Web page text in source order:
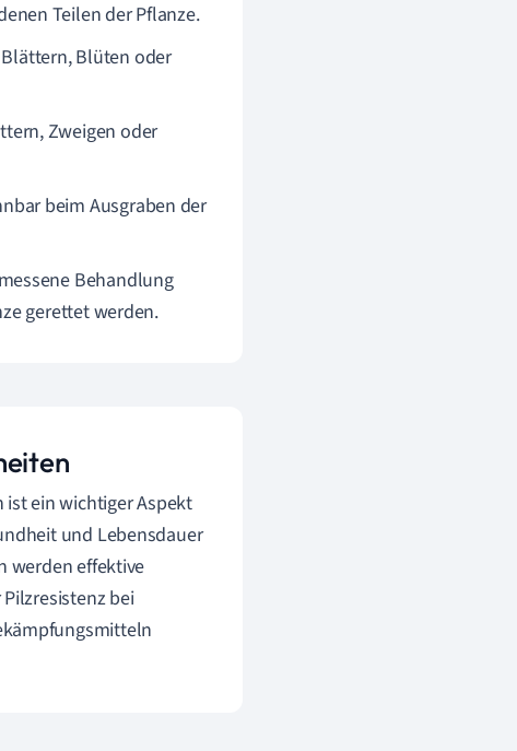
Teilen der Pflanze.
Blüten oder
Zweigen oder
beim Ausgraben der
Behandlung
gerettet werden.
ein wichtiger Aspekt
und Lebensdauer
werden effektive
bei